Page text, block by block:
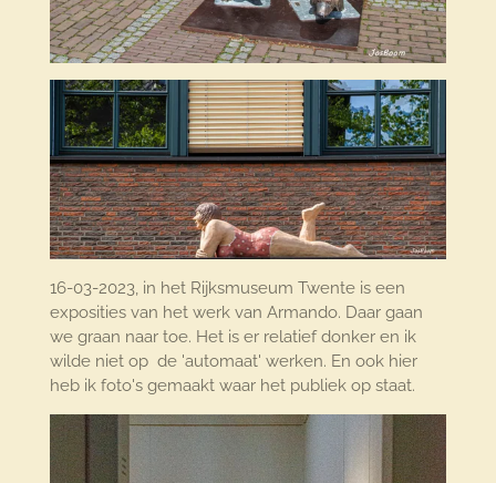
16-03-2023, in het Rijksmuseum Twente is een
exposities van het werk van Armando. Daar gaan
we graan naar toe. Het is er relatief donker en ik
wilde niet op de 'automaat' werken. En ook hier
heb ik foto's gemaakt waar het publiek op staat.